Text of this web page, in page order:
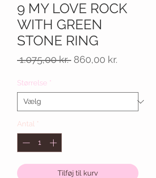
9 MY LOVE ROCK
WITH GREEN
STONE RING
1.075,00 kr. Regulær
860,00 kr.
Størrelse *
Antal *
Tilføj til kurv